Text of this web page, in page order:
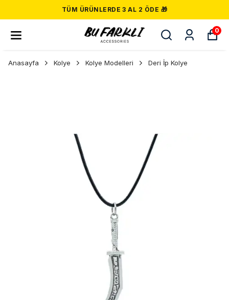
TÜM ÜRÜNLERDE 3 AL 2 ÖDE 🎁
0
Anasayfa Kolye Kolye Modelleri Deri İp Kolye